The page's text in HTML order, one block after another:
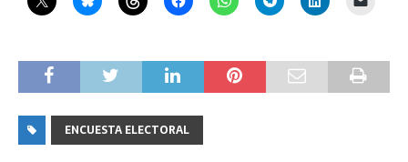
ENCUESTA ELECTORAL